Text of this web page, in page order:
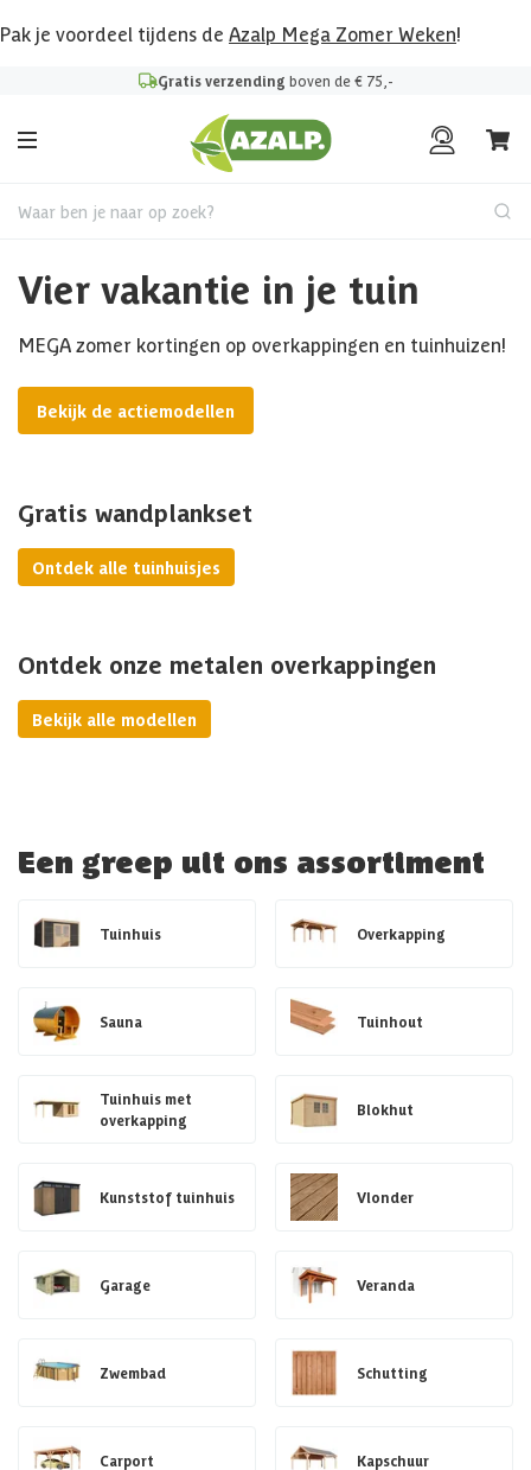
Pak je voordeel tijdens de Azalp Mega Zomer Weken!
Gratis verzending boven de € 75,-
Waar ben je naar op zoek?
Vier vakantie in je tuin
MEGA zomer kortingen op overkappingen en tuinhuizen!
Bekijk de actiemodellen
Gratis wandplankset
Ontdek alle tuinhuisjes
Ontdek onze metalen overkappingen
Bekijk alle modellen
Een greep uit ons assortiment
Tuinhuis Overkapping
Sauna Tuinhout
Tuinhuis met
overkapping
Blokhut
Kunststof tuinhuis Vlonder
Garage Veranda
Zwembad Schutting
Carport Kapschuur